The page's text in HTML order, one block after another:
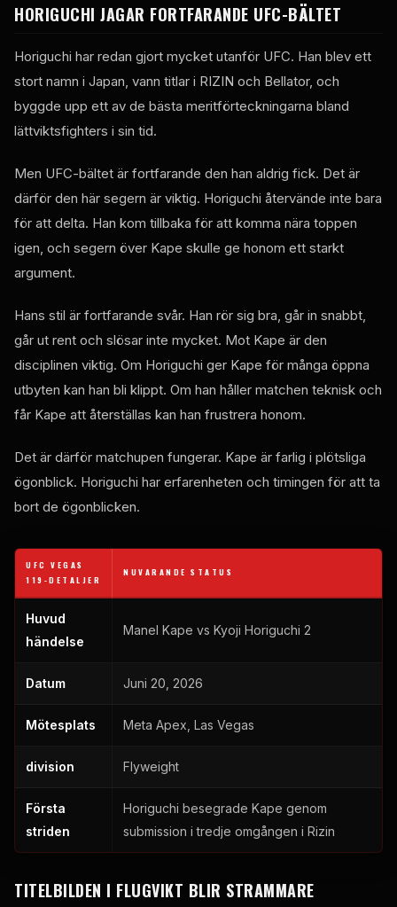
HORIGUCHI JAGAR FORTFARANDE UFC-BÄLTET
Horiguchi har redan gjort mycket utanför UFC. Han blev ett
stort namn i Japan, vann titlar i RIZIN och Bellator, och
byggde upp ett av de bästa meritförteckningarna bland
lättviktsfighters i sin tid.
Men UFC-bältet är fortfarande den han aldrig fick. Det är
därför den här segern är viktig. Horiguchi återvände inte bara
för att delta. Han kom tillbaka för att komma nära toppen
igen, och segern över Kape skulle ge honom ett starkt
argument.
Hans stil är fortfarande svår. Han rör sig bra, går in snabbt,
går ut rent och slösar inte mycket. Mot Kape är den
disciplinen viktig. Om Horiguchi ger Kape för många öppna
utbyten kan han bli klippt. Om han håller matchen teknisk och
får Kape att återställas kan han frustrera honom.
Det är därför matchupen fungerar. Kape är farlig i plötsliga
ögonblick. Horiguchi har erfarenheten och timingen för att ta
bort de ögonblicken.
UFC VEGAS
119-DETALJER
NUVARANDE STATUS
Huvud
händelse
Manel Kape vs Kyoji Horiguchi 2
Datum Juni 20, 2026
Mötesplats Meta Apex, Las Vegas
division Flyweight
Första
striden
Horiguchi besegrade Kape genom
submission i tredje omgången i Rizin
TITELBILDEN I FLUGVIKT BLIR STRAMMARE